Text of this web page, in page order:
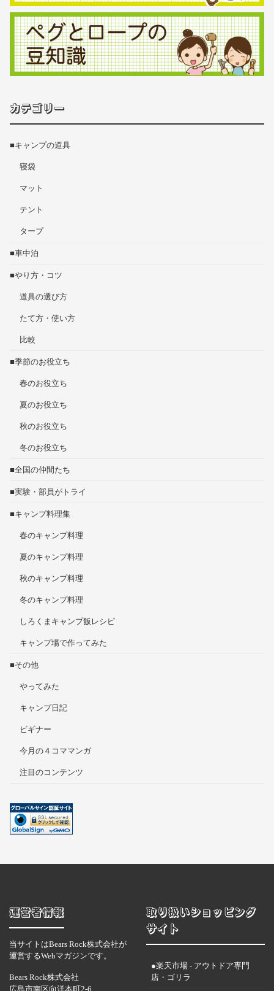
カテゴリー
■キャンプの道具
寝袋
マット
テント
タープ
■車中泊
■やり方・コツ
道具の選び方
たて方・使い方
比較
■季節のお役立ち
春のお役立ち
夏のお役立ち
秋のお役立ち
冬のお役立ち
■全国の仲間たち
■実験・部員がトライ
■キャンプ料理集
春のキャンプ料理
夏のキャンプ料理
秋のキャンプ料理
冬のキャンプ料理
しろくまキャンプ飯レシピ
キャンプ場で作ってみた
■その他
やってみた
キャンプ日記
ビギナー
今月の４コママンガ
注目のコンテンツ
運営者情報
当サイトはBears Rock株式会社が
運営するWebマガジンです。
Bears Rock株式会社
広島市南区向洋本町2-6
取り扱いショッピング
サイト
●楽天市場 - アウトドア専門
店・ゴリラ